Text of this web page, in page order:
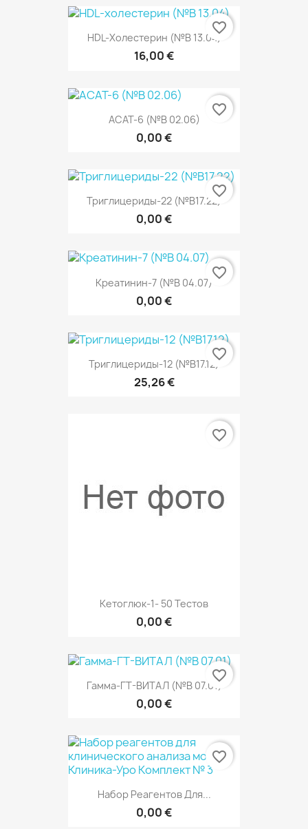
HDL-Холестерин (№В 13.04)
16,00 €
favorite_border
АСАТ-6 (№В 02.06)
0,00 €
favorite_border
Триглицериды-22 (№В17.22)
0,00 €
favorite_border
Креатинин-7 (№В 04.07)
0,00 €
favorite_border
Триглицериды-12 (№В17.12)
25,26 €
favorite_border
Кетоглюк-1- 50 Тестов
0,00 €
favorite_border
Гамма-ГТ-ВИТАЛ (№В 07.01)
0,00 €
favorite_border
Набор Реагентов Для...
0,00 €
favorite_border